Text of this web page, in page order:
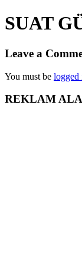
SUAT
Leave a
You must be logged
REKLAM